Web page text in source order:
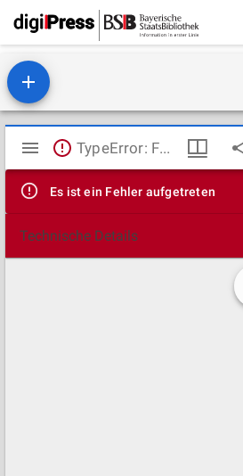
Mirador
Viewer
TypeError: Failed to fetch
Es ist ein Fehler aufgetreten
Technische Details